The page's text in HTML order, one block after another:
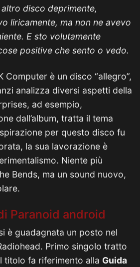
disco deprimente,
liricamente, ma non ne avevo
E sto volutamente
positive che sento o vedo.
Computer è un disco “allegro”,
analizza diversi aspetti della
ad esempio,
dall’album, tratta il tema
per questo disco fu
la sua lavorazione è
Niente più
Bends, ma un sound nuovo,
Paranoid android
è guadagnata un posto nel
Primo singolo tratto
titolo fa riferimento alla Guida